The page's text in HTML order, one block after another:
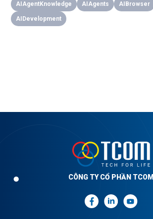
AIAgentKnowledge AIAgents AIBrowser
AIDevelopment
CÔNG TY CỔ PHẦN TCOM